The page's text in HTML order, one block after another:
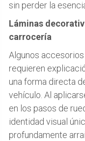
sin perder la
Láminas
carrocería
Algunos
requieren
una forma directa
vehículo. Al
en los pasos de
identidad visual
profundamente